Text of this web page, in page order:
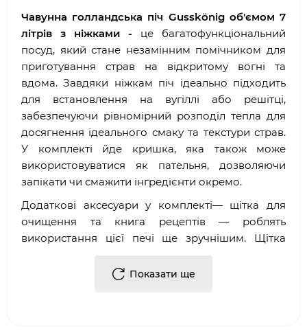
Чавунна голландська піч Gusskönig об'ємом 7
літрів з ніжками - це багатофункціональний
посуд, який стане незамінним помічником для
приготування страв на відкритому вогні та
вдома. Завдяки ніжкам піч ідеально підходить
для встановлення на вугіллі або решітці,
забезпечуючи рівномірний розподіл тепла для
досягнення ідеального смаку та текстури страв.
У комплекті йде кришка, яка також може
використовуватися як пательня, дозволяючи
запікати чи смажити інгредієнти окремо.
Додаткові аксесуари у комплекті— щітка для
очищення та книга рецептів — роблять
використання цієї печі ще зручнішим. Щітка
поверхні, а книга рецептів надихне вас на
Показати ще